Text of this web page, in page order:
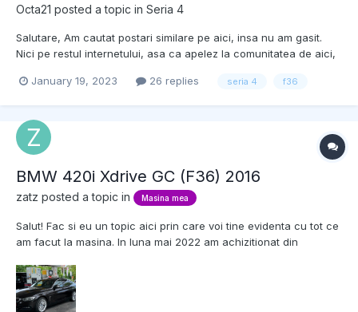
Octa21 posted a topic in Seria 4
Salutare, Am cautat postari similare pe aici, insa nu am gasit.
Nici pe restul internetului, asa ca apelez la comunitatea de aici,
care ulterior am aflat ca i-au fost furate navigatia (display,
January 19, 2023 26 replies seria 4 f36
BMW 420i Xdrive GC (F36) 2016
zatz posted a topic in Masina mea
Salut! Fac si eu un topic aici prin care voi tine evidenta cu tot ce
am facut la masina. In luna mai 2022 am achizitionat din
GC fabricat in mai 2016 cu 137000 km la bord la momentul
respectiv. Am venit cu ea in Romania pe r...